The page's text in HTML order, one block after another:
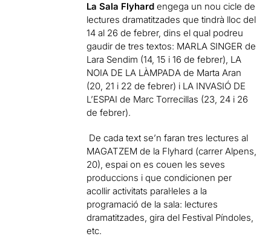
La Sala Flyhard engega un nou cicle de
lectures dramatitzades que tindrà lloc del
14 al 26 de febrer, dins el qual podreu
gaudir de tres textos: MARLA SINGER de
Lara Sendim (14, 15 i 16 de febrer), LA
NOIA DE LA LÀMPADA de Marta Aran
(20, 21 i 22 de febrer) i LA INVASIÓ DE
L’ESPAI de Marc Torrecillas (23, 24 i 26
de febrer).
De cada text se’n faran tres lectures al
MAGATZEM de la Flyhard (carrer Alpens,
20), espai on es couen les seves
produccions i que condicionen per
acollir activitats paral·leles a la
programació de la sala: lectures
dramatitzades, gira del Festival Píndoles,
etc.